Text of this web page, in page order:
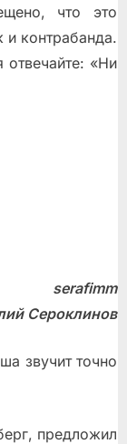
что это
и контрабанда.
отвечайте: «Ни
serafimm
Сероклинов
звучит точно
предложил